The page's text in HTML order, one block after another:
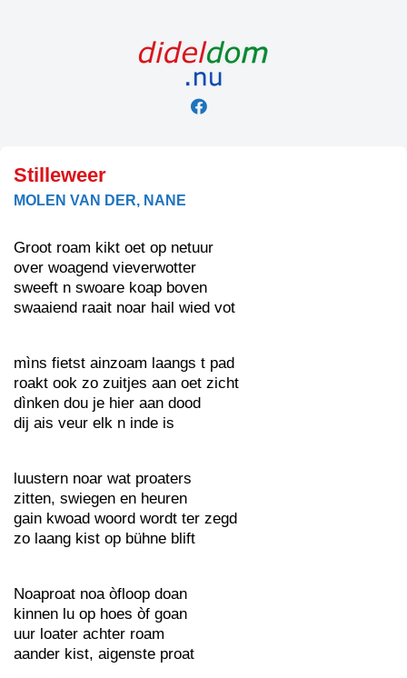
Stilleweer
MOLEN VAN DER, NANE
Groot roam kikt oet op netuur
over woagend vieverwotter
sweeft n swoare koap boven
swaaiend raait noar hail wied vot
mìns fietst ainzoam laangs t pad
roakt ook zo zuitjes aan oet zicht
dìnken dou je hier aan dood
dij ais veur elk n inde is
luustern noar wat proaters
zitten, swiegen en heuren
gain kwoad woord wordt ter zegd
zo laang kist op bühne blift
Noaproat noa òfloop doan
kinnen lu op hoes òf goan
uur loater achter roam
aander kist, aigenste proat